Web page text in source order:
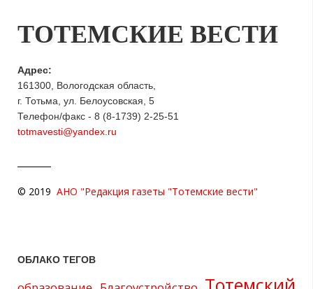
ТОТЕМСКИЕ ВЕСТИ
Адрес:
161300, Вологодская область,
г. Тотьма, ул. Белоусовская, 5
Телефон/факс - 8 (8-1739) 2-25-51
totmavesti@yandex.ru
© 2019 АНО "Редакция газеты "Тотемские вести"
ОБЛАКО ТЕГОВ